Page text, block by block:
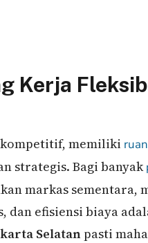
Kerja
kompetitif, memiliki
strategis. Bagi banyak
markas sementara,
efisiensi biaya
Selatan pasti